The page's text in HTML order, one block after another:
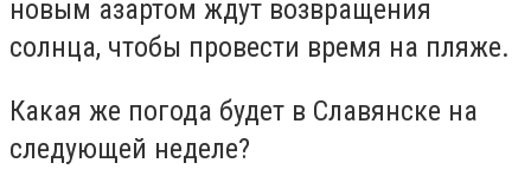
новым азартом ждут возвращения
солнца, чтобы провести время на пляже.
Какая же погода будет в Славянске на
следующей неделе?